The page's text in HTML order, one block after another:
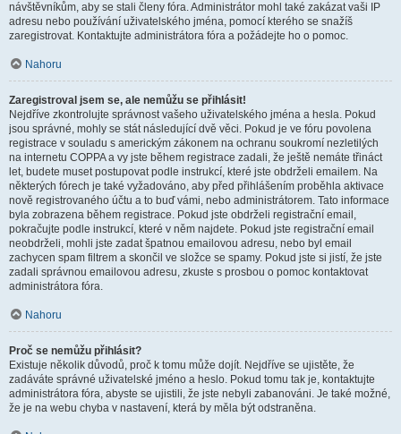
návštěvníkům, aby se stali členy fóra. Administrátor mohl také zakázat vaši IP
adresu nebo používání uživatelského jména, pomocí kterého se snažíš
zaregistrovat. Kontaktujte administrátora fóra a požádejte ho o pomoc.
Nahoru
Zaregistroval jsem se, ale nemůžu se přihlásit!
Nejdříve zkontrolujte správnost vašeho uživatelského jména a hesla. Pokud
jsou správné, mohly se stát následující dvě věci. Pokud je ve fóru povolena
registrace v souladu s americkým zákonem na ochranu soukromí nezletilých
na internetu COPPA a vy jste během registrace zadali, že ještě nemáte třináct
let, budete muset postupovat podle instrukcí, které jste obdrželi emailem. Na
některých fórech je také vyžadováno, aby před přihlášením proběhla aktivace
nově registrovaného účtu a to buď vámi, nebo administrátorem. Tato informace
byla zobrazena během registrace. Pokud jste obdrželi registrační email,
pokračujte podle instrukcí, které v něm najdete. Pokud jste registrační email
neobdrželi, mohli jste zadat špatnou emailovou adresu, nebo byl email
zachycen spam filtrem a skončil ve složce se spamy. Pokud jste si jistí, že jste
zadali správnou emailovou adresu, zkuste s prosbou o pomoc kontaktovat
administrátora fóra.
Nahoru
Proč se nemůžu přihlásit?
Existuje několik důvodů, proč k tomu může dojít. Nejdříve se ujistěte, že
zadáváte správné uživatelské jméno a heslo. Pokud tomu tak je, kontaktujte
administrátora fóra, abyste se ujistili, že jste nebyli zabanováni. Je také možné,
že je na webu chyba v nastavení, která by měla být odstraněna.